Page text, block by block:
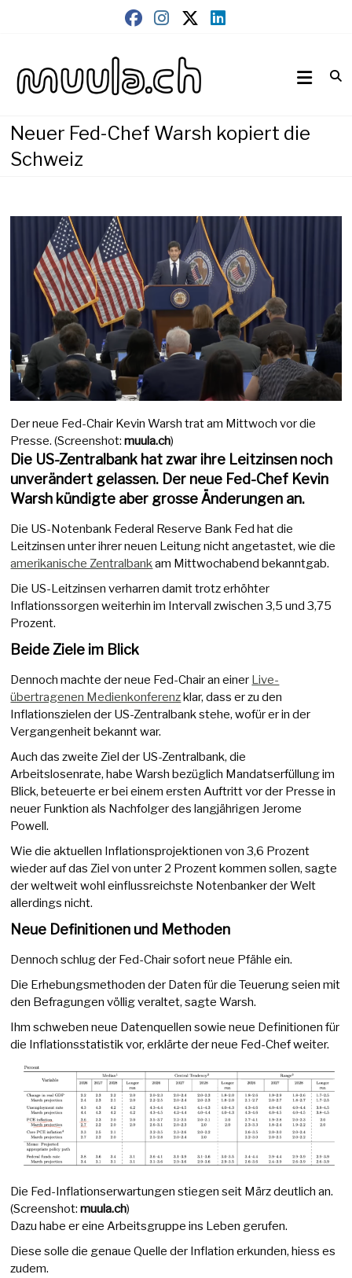
muula.ch
Neuer Fed-Chef Warsh kopiert die
Schweiz
Der neue Fed-Chair Kevin Warsh trat am Mittwoch vor die
Presse. (Screenshot:muula.ch)
Die US-Zentralbank hat zwar ihre Leitzinsen noch
unverändert gelassen. Der neue Fed-Chef Kevin
Warsh kündigte aber grosse Änderungen an.
Die US-Notenbank Federal Reserve Bank Fed hat die
Leitzinsen unter ihrer neuen Leitung nicht angetastet, wie die
amerikanische Zentralbankam Mittwochabend bekanntgab.
Die US-Leitzinsen verharren damit trotz erhöhter
Inflationssorgen weiterhin im Intervall zwischen 3,5 und 3,75
Prozent.
Beide Ziele im Blick
Dennoch machte der neue Fed-Chair an einer Live-
übertragenen Medienkonferenzklar, dass er zu den
Inflationszielen der US-Zentralbank stehe, wofür er in der
Vergangenheit bekannt war.
Auch das zweite Ziel der US-Zentralbank, die
Arbeitslosenrate, habe Warsh bezüglich Mandatserfüllung im
Blick, beteuerte er bei einem ersten Auftritt vor der Presse in
neuer Funktion als Nachfolger des langjährigen Jerome
Powell.
Wie die aktuellen Inflationsprojektionen von 3,6 Prozent
wieder auf das Ziel von unter 2 Prozent kommen sollen, sagte
der weltweit wohl einflussreichste Notenbanker der Welt
allerdings nicht.
Neue Definitionen und Methoden
Dennoch schlug der Fed-Chair sofort neue Pfähle ein.
Die Erhebungsmethoden der Daten für die Teuerung seien mit
den Befragungen völlig veraltet, sagte Warsh.
Ihm schweben neue Datenquellen sowie neue Definitionen für
die Inflationsstatistik vor, erklärte der neue Fed-Chef weiter.
Die Fed-Inflationserwartungen stiegen seit März deutlich an.
(Screenshot:muula.ch)
Dazu habe er eine Arbeitsgruppe ins Leben gerufen.
Diese solle die genaue Quelle der Inflation erkunden, hiess es
zudem.